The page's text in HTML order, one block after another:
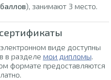
), занимают 3 место.
виде доступны
в разделе мои дипломы.
формате предоставляются